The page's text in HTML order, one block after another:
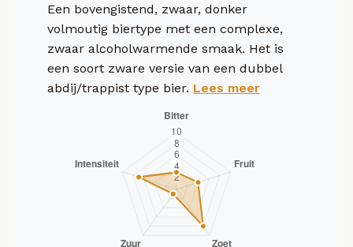
Een bovengistend, zwaar, donker
volmoutig biertype met een complexe,
zwaar alcoholwarmende smaak. Het is
een soort zware versie van een dubbel
abdij/trappist type bier. Lees meer